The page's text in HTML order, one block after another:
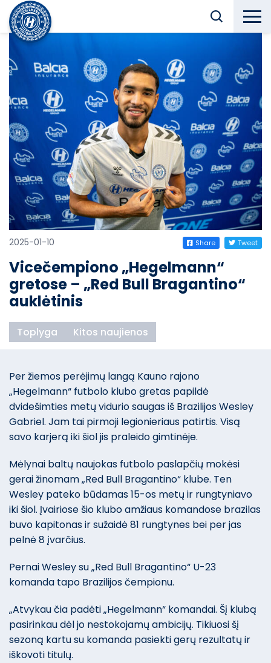
2025-01-10 Share Tweet
Vicečempiono „Hegelmann“
gretose – „Red Bull Bragantino“
auklėtinis
Toplyga Kitos naujienos
Per žiemos perėjimų langą Kauno rajono
„Hegelmann“ futbolo klubo gretas papildė
dvidešimties metų vidurio saugas iš Brazilijos Wesley
Gabriel. Jam tai pirmoji legionieriaus patirtis. Visą
savo karjerą iki šiol jis praleido gimtinėje.
Mėlynai baltų naujokas futbolo paslapčių mokėsi
gerai žinomam „Red Bull Bragantino“ klube. Ten
Wesley pateko būdamas 15-os metų ir rungtyniavo
iki šiol. Įvairiose šio klubo amžiaus komandose brazilas
buvo kapitonas ir sužaidė 81 rungtynes bei per jas
pelnė 8 įvarčius.
Pernai Wesley su „Red Bull Bragantino“ U-23
komanda tapo Brazilijos čempionu.
„Atvykau čia padėti „Hegelmann“ komandai. Šį klubą
pasirinkau dėl jo nestokojamų ambicijų. Tikiuosi šį
sezoną kartu su komanda pasiekti gerų rezultatų ir
iškovoti titulų.